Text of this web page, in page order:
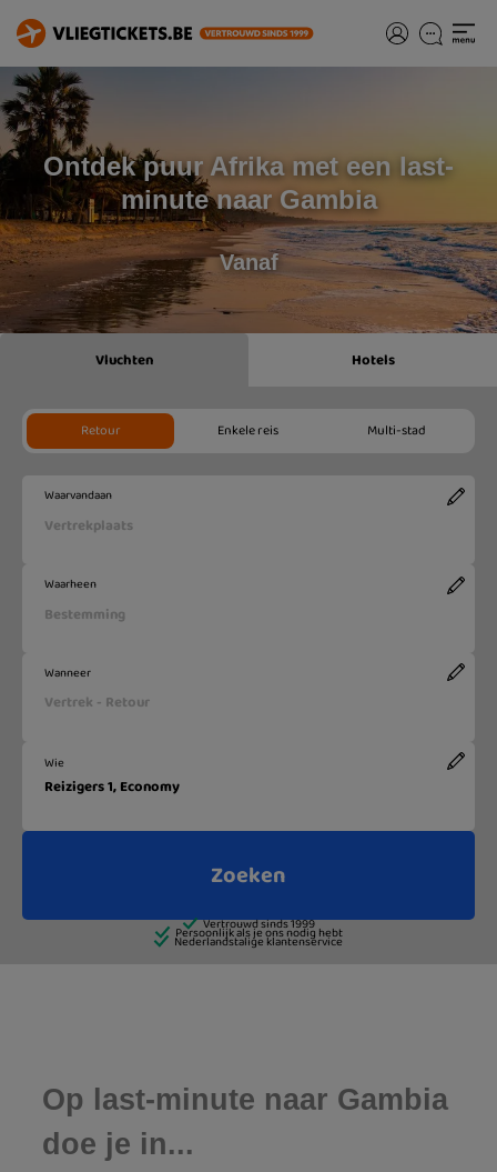
Ontdek puur Afrika met een last-
minute naar Gambia
Vanaf
Op last-minute naar Gambia
doe je in...